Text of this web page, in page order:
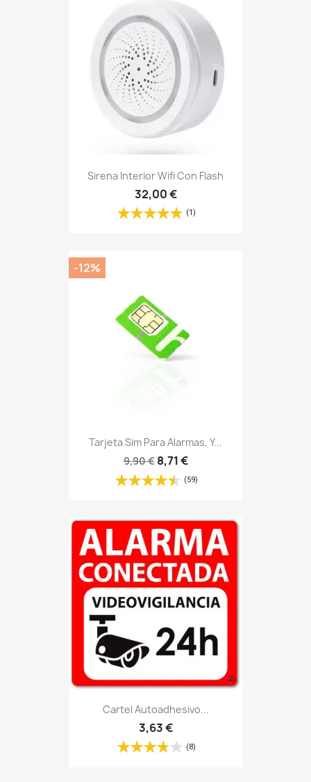
Sirena Interior Wifi Con Flash
32,00 €
(1)
Tarjeta Sim Para Alarmas, Y...
9,90 € 8,71 €
(59)
-12%
Cartel Autoadhesivo...
3,63 €
(8)